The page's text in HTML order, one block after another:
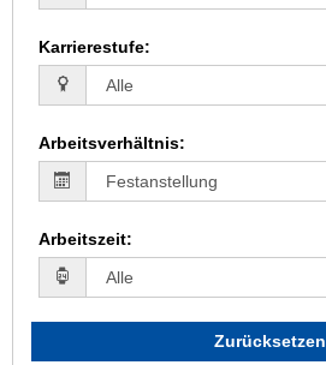
Karrierestufe:
Arbeitsverhältnis:
Arbeitszeit:
Zurücksetzen